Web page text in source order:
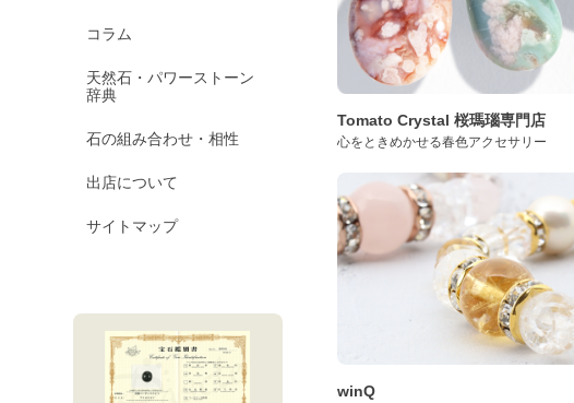
コラム
天然石・パワーストーン
辞典
石の組み合わせ・相性
出店について
サイトマップ
Tomato Crystal 桜瑪瑙専門店
心をときめかせる春色アクセサリー
winQ